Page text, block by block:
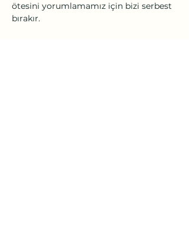
ötesini yorumlamamız için bizi serbest
bırakır.